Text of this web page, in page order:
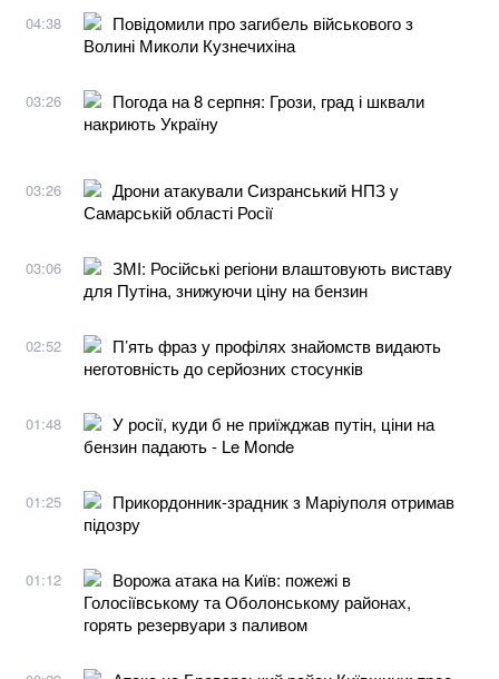
04:38
Повідомили про загибель військового з
Волині Миколи Кузнечихіна
03:26
Погода на 8 серпня: Грози, град і шквали
накриють Україну
03:26
Дрони атакували Сизранський НПЗ у
Самарській області Росії
03:06
ЗМІ: Російські регіони влаштовують виставу
для Путіна, знижуючи ціну на бензин
02:52
П’ять фраз у профілях знайомств видають
неготовність до серйозних стосунків
01:48
У росії, куди б не приїжджав путін, ціни на
бензин падають - Le Monde
01:25
Прикордонник-зрадник з Маріуполя отримав
підозру
01:12
Ворожа атака на Київ: пожежі в
Голосіївському та Оболонському районах,
горять резервуари з паливом